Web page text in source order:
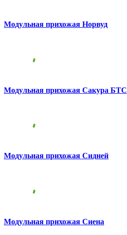
Модульная прихожая Норвуд
Модульная прихожая Сакура БТС
Модульная прихожая Сидней
Модульная прихожая Сиена